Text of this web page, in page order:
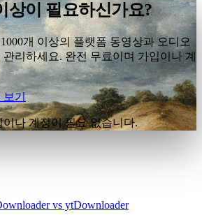
상이 필요하신가요?
개 이상의 플랫폼 동영상과 오디오
리하세요. 완전 무료이며 가입이나 계
보기
나 계정이 필요 없습니다.
vs ytDownloader